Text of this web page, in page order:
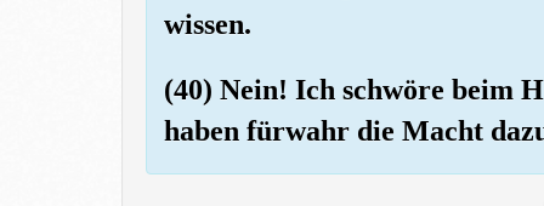
wissen.
(40) Nein! Ich schwöre beim
haben fürwahr die Macht